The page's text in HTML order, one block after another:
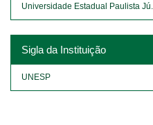
Universidade Estadual Paulista Jú...
Sigla da Instituição
UNESP